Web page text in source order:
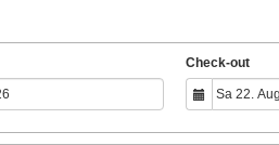
Check-out